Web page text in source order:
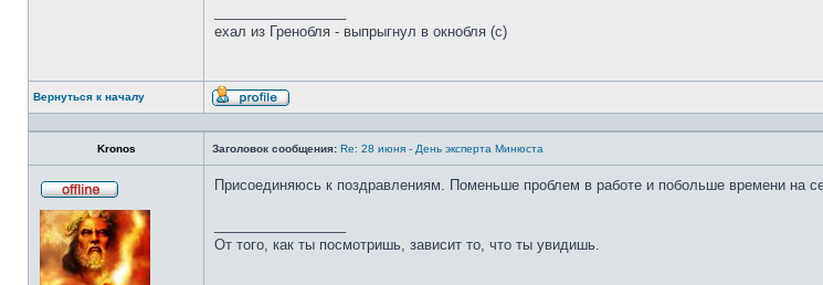
ехал из Гренобля - выпрыгнул в окнобля (с)
Вернуться к началу
Профиль
Kronos
Заголовок сообщения: Re: 28 июня - День эксперта Минюста
в
сети
Присоединяюсь к поздравлениям. Поменьше проблем в работе и побольше времени на
От того, как ты посмотришь, зависит то, что ты увидишь.